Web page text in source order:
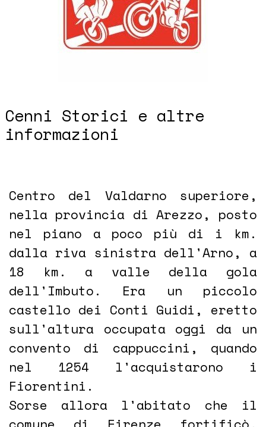
Cenni Storici e altre
informazioni
Centro del Valdarno superiore,
nella provincia di Arezzo, posto
nel piano a poco più di
i
km.
dalla riva sinistra dell'Arno, a
18 km. a valle della gola
dell'Imbuto. Era un piccolo
castello dei Conti Guidi, eretto
sull'altura occupata oggi da un
convento di cappuccini, quando
nel 1254 l'acquistarono i
Fiorentini.
Sorse allora l'abitato che il